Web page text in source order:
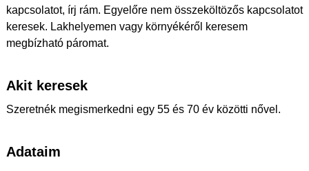
kapcsolatot, írj rám. Egyelőre nem összeköltözős kapcsolatot
keresek. Lakhelyemen vagy környékéről keresem
megbízható páromat.
Akit keresek
Szeretnék megismerkedni egy 55 és 70 év közötti nővel.
Adataim